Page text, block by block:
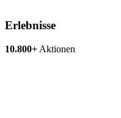
Erlebnisse
10.800+ Aktionen